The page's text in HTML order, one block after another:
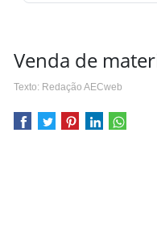
Venda de
Texto: Redação AECweb